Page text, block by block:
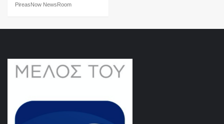
PireasNow NewsRoom